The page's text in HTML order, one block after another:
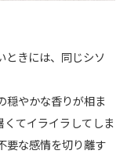
ときには、同じシソ
穏やかな香りが相ま
くてイライラしてしま
要な感情を切り離す